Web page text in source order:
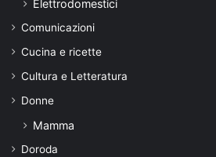
Elettrodomestici
Comunicazioni
Cucina e ricette
Cultura e Letteratura
Donne
Mamma
Doroda